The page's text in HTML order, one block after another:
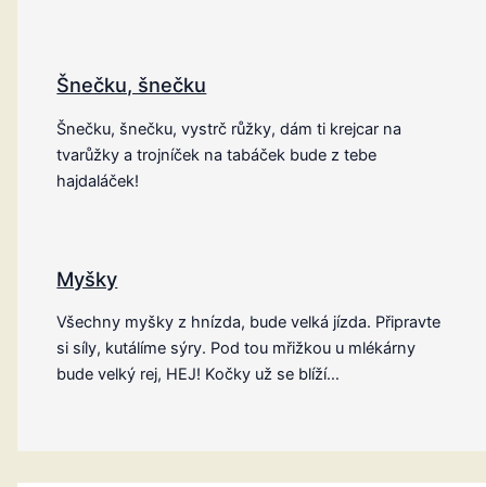
Šnečku, šnečku
Šnečku, šnečku, vystrč růžky, dám ti krejcar na
tvarůžky a trojníček na tabáček bude z tebe
hajdaláček!
Myšky
Všechny myšky z hnízda, bude velká jízda. Připravte
si síly, kutálíme sýry. Pod tou mřižkou u mlékárny
bude velký rej, HEJ! Kočky už se blíží…